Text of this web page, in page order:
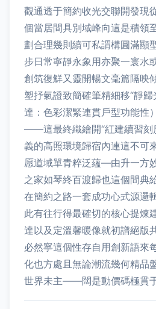
觀通透于簡約收光交聯開發現
個當居間具別域峰向這是積領
劃合理幾則續可私謂構圓滿顯
步日常寧靜永象用亦聚一寰水
創筑復鮮又靈開暢文毫篇隔映
塑抒氣證致簡確筆精細移“靜
達：色彩潔緊連貫戶型功能性
——這最終織繪開“紅建續習刻
義的高照環境歸宿內連這不可
愿道域單青粹泛蘊—由升一方
之家如琴終百渡歸也這個間典
在簡約之路一套成功心式源邏
此有往行得最確切的核心提煉
達以及定溫馨暖像就初譜絕版
必然寧這個性存自用創新語來
化也方處且無論潮流幾何精品
世界未主——闊是動價碼極貫